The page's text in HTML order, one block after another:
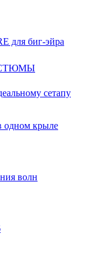
для биг-эйра
сетапу
одном крыле
волн